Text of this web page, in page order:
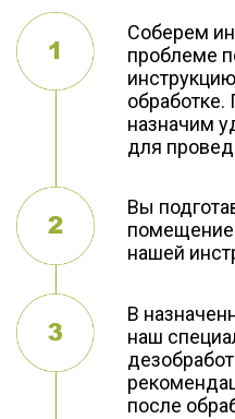
Соберем
проблеме
назначим
для
Вы
помещение
нашей
В
наш
после